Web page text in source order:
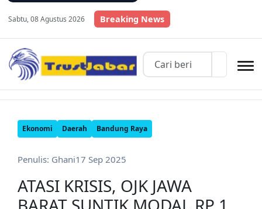
Sabtu, 08 Agustus 2026 Breaking News
Ekonomi Daerah Bandung Raya
Penulis: Ghani17 Sep 2025
ATASI KRISIS, OJK JAWA